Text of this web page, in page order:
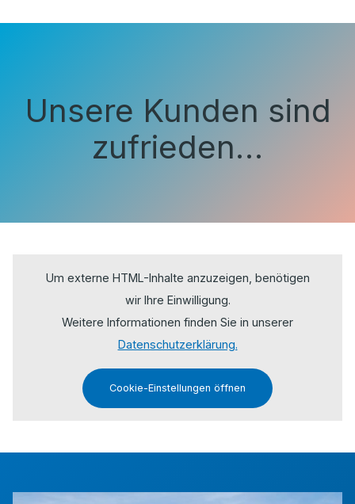
Unsere Kunden sind
zufrieden…
Um externe HTML-Inhalte anzuzeigen, benötigen
wir Ihre Einwilligung.
Weitere Informationen finden Sie in unserer
Datenschutzerklärung.
Cookie-Einstellungen öffnen